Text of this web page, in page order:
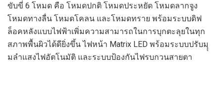
ขับขี่ 6 โหมด คือ โหมดปกติ โหมดประหยัด โหมดลากจูง
โหมดทางลื่น โหมดโคลน และโหมดทราย พร้อมระบบดิฟ
ล็อคหลังแบบไฟฟ้าเพิ่มความสามารถในการบุกตะลุยในทุก
สภาพพื้นผิวได้ดียิ่งขึ้น ไฟหน้า Matrix LED พร้อมระบบปรับมุุ
มลำแสงไฟอัตโนมัติ และระบบป้องกันไฟรบกวนสายตา